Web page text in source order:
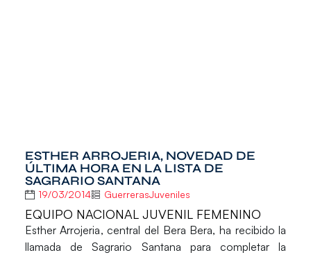
ESTHER ARROJERIA, NOVEDAD DE
ÚLTIMA HORA EN LA LISTA DE
SAGRARIO SANTANA
19/03/2014 GuerrerasJuveniles
EQUIPO NACIONAL JUVENIL FEMENINO
Esther Arrojeria, central del Bera Bera, ha recibido la
llamada deSagrario Santana para completar la